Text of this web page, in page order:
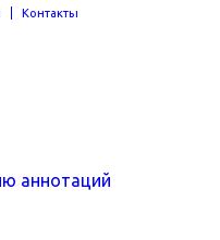
Контакты
аннотаций